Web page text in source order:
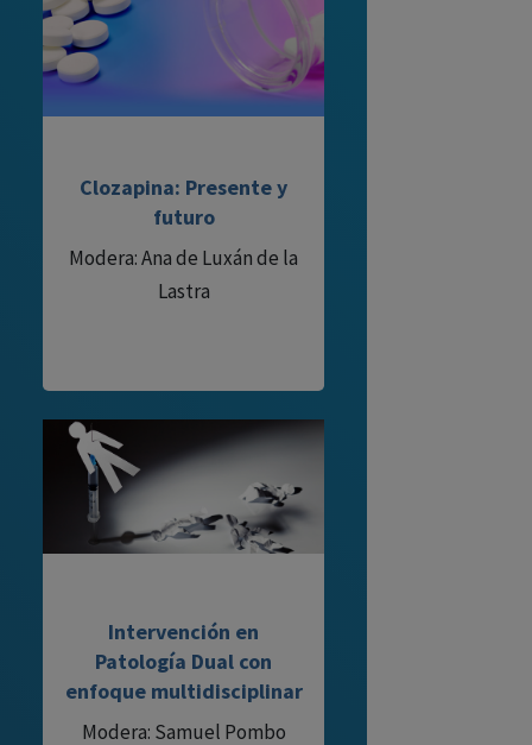
Clozapina: Presente y
futuro
Modera: Ana de Luxán de la
Lastra
Intervención en
Patología Dual con
enfoque multidisciplinar
Modera: Samuel Pombo